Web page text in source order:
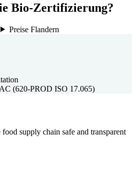
Bio-Zertifizierung?
Preise Flandern
(620-PROD ISO 17.065)
supply chain safe and transparent